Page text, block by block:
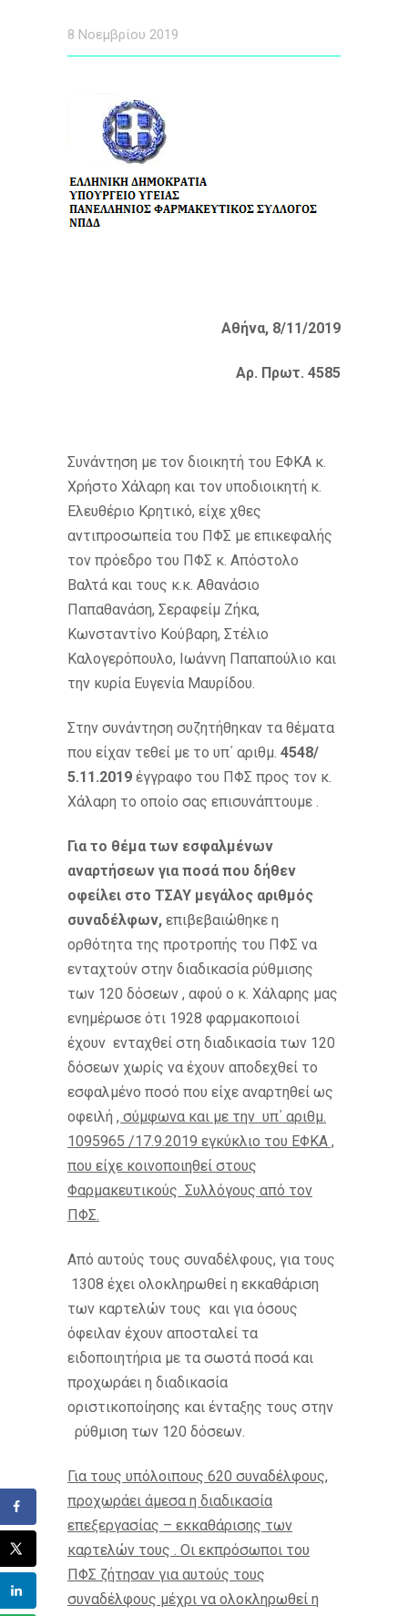
8 Νοεμβρίου 2019
Αθήνα, 8/11/2019
Αρ. Πρωτ. 4585
Συνάντηση με τον διοικητή του ΕΦΚΑ κ.
Χρήστο Χάλαρη και τον υποδιοικητή κ.
Ελευθέριο Κρητικό, είχε χθες
αντιπροσωπεία του ΠΦΣ με επικεφαλής
τον πρόεδρο του ΠΦΣ κ. Απόστολο
Βαλτά και τους κ.κ. Αθανάσιο
Παπαθανάση, Σεραφείμ Ζήκα,
Κωνσταντίνο Κούβαρη, Στέλιο
Καλογερόπουλο, Ιωάννη Παπαπούλιο και
την κυρία Ευγενία Μαυρίδου.
Στην συνάντηση συζητήθηκαν τα θέματα
που είχαν τεθεί με το υπ΄ αριθμ. 4548/
5.11.2019 έγγραφο του ΠΦΣ προς τον κ.
Χάλαρη το οποίο σας επισυνάπτουμε .
Για το θέμα των εσφαλμένων
αναρτήσεων για ποσά που δήθεν
οφείλει στο ΤΣΑΥ μεγάλος αριθμός
συναδέλφων, επιβεβαιώθηκε η
ορθότητα της προτροπής του ΠΦΣ να
ενταχτούν στην διαδικασία ρύθμισης
των 120 δόσεων , αφού ο κ. Χάλαρης μας
ενημέρωσε ότι 1928 φαρμακοποιοί
έχουν ενταχθεί στη διαδικασία των 120
δόσεων χωρίς να έχουν αποδεχθεί το
εσφαλμένο ποσό που είχε αναρτηθεί ως
οφειλή , σύμφωνα και με την υπ΄ αριθμ.
1095965 /17.9.2019 εγκύκλιο του ΕΦΚΑ ,
που είχε κοινοποιηθεί στους
Φαρμακευτικούς Συλλόγους από τον
ΠΦΣ.
Από αυτούς τους συναδέλφους, για τους
1308 έχει ολοκληρωθεί η εκκαθάριση
των καρτελών τους και για όσους
όφειλαν έχουν αποσταλεί τα
ειδοποιητήρια με τα σωστά ποσά και
προχωράει η διαδικασία
οριστικοποίησης και ένταξης τους στην
ρύθμιση των 120 δόσεων.
Για τους υπόλοιπους 620 συναδέλφους,
προχωράει άμεσα η διαδικασία
επεξεργασίας – εκκαθάρισης των
καρτελών τους . Οι εκπρόσωποι του
ΠΦΣ ζήτησαν για αυτούς τους
συναδέλφους μέχρι να ολοκληρωθεί η